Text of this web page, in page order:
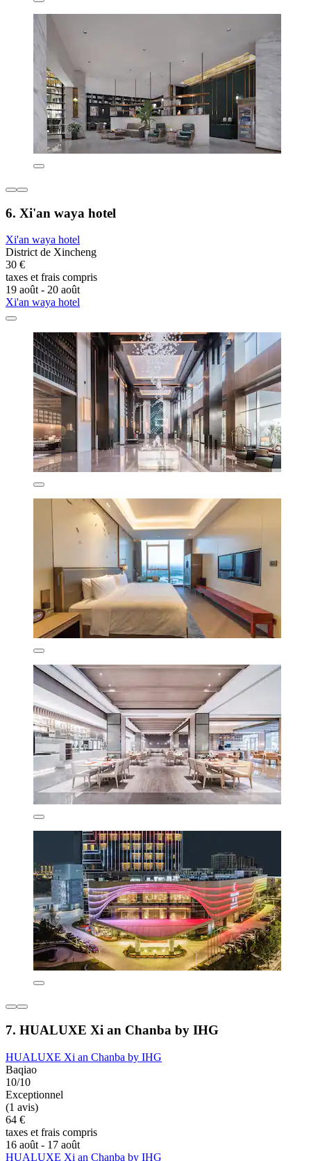
6. Xi'an waya hotel
Xi'an waya hotel
District de Xincheng
30 €
taxes et frais compris
19 août - 20 août
Xi'an waya hotel
7. HUALUXE Xi an Chanba by IHG
HUALUXE Xi an Chanba by IHG
Baqiao
10/10
Exceptionnel
(1 avis)
64 €
taxes et frais compris
16 août - 17 août
HUALUXE Xi an Chanba by IHG